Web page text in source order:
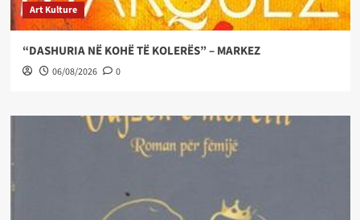
Art Kulture
“DASHURIA NË KOHË TË KOLERËS” – MARKEZ
06/08/2026 0